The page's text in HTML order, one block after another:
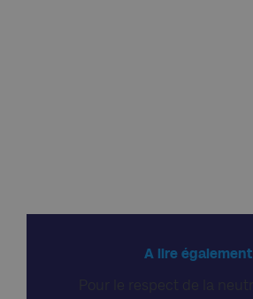
A lire également